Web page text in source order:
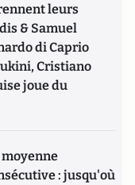
leurs
& Samuel
di Caprio
Cristiano
joue du
moyenne
: jusqu'où